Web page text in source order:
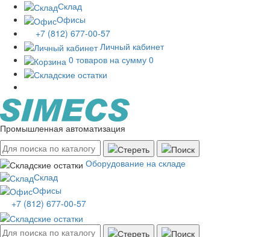
Склад
Офисы
+7 (812) 677-00-57
Личный кабинет
0 товаров на сумму 0
Промышленная автоматизация
Оборудование на складе
Склад
Офисы
+7 (812) 677-00-57